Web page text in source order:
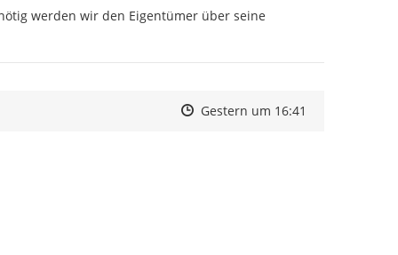
werden wir den Eigentümer über seine
Zeitpunkt des Erstellens
Zeitpunkt des Erstellens
Gestern um 16:41